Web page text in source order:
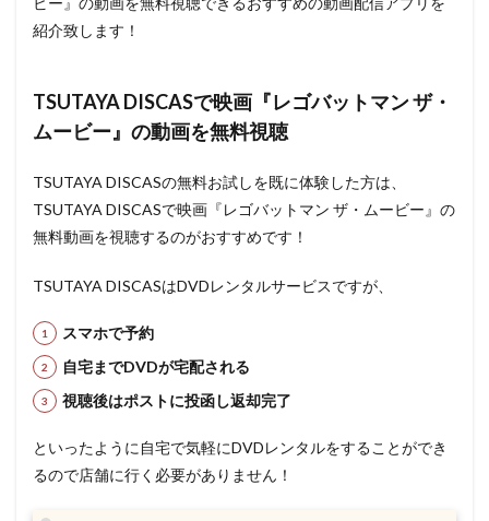
紹介致します！
TSUTAYA DISCASで映画『レゴバットマン ザ・
ムービー』の動画を無料視聴
TSUTAYA DISCASの無料お試しを既に体験した方は、
TSUTAYA DISCASで映画『レゴバットマン ザ・ムービー』の
無料動画を視聴するのがおすすめです！
TSUTAYA DISCASはDVDレンタルサービスですが、
スマホで予約
自宅までDVDが宅配される
視聴後はポストに投函し返却完了
といったように自宅で気軽にDVDレンタルをすることができ
るので店舗に行く必要がありません！